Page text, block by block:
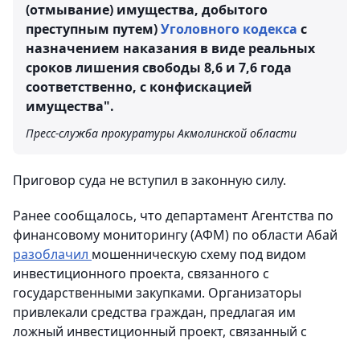
(отмывание) имущества, добытого
преступным путем)Уголовного кодекса с
назначением наказания в виде реальных
сроков лишения свободы 8,6 и 7,6 года
соответственно, с конфискацией
имущества".
Пресс-служба прокуратуры Акмолинской области
Приговор суда не вступил в законную силу.
Ранее сообщалось, что департамент Агентства по
финансовому мониторингу (АФМ) по области Абай
разоблачил мошенническую схему под видом
инвестиционного проекта, связанного с
государственными закупками. Организаторы
привлекали средства граждан, предлагая им
ложный инвестиционный проект, связанный с